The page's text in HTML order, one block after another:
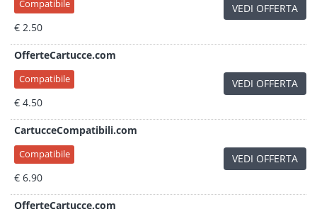
Compatibile
€ 2.50
VEDI OFFERTA
OfferteCartucce.com
Compatibile
€ 4.50
VEDI OFFERTA
CartucceCompatibili.com
Compatibile
€ 6.90
VEDI OFFERTA
OfferteCartucce.com